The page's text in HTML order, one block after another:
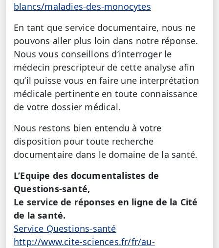
blancs/maladies-des-monocytes
En tant que service documentaire, nous ne
pouvons aller plus loin dans notre réponse.
Nous vous conseillons d’interroger le
médecin prescripteur de cette analyse afin
qu’il puisse vous en faire une interprétation
médicale pertinente en toute connaissance
de votre dossier médical.
Nous restons bien entendu à votre
disposition pour toute recherche
documentaire dans le domaine de la santé.
L’Equipe des documentalistes de
Questions-santé,
Le service de réponses en ligne de la Cité
de la santé.
Service Questions-santé
http://www.cite-sciences.fr/fr/au-